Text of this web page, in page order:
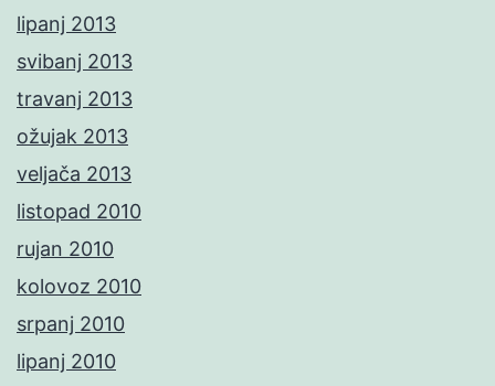
lipanj 2013
svibanj 2013
travanj 2013
ožujak 2013
veljača 2013
listopad 2010
rujan 2010
kolovoz 2010
srpanj 2010
lipanj 2010